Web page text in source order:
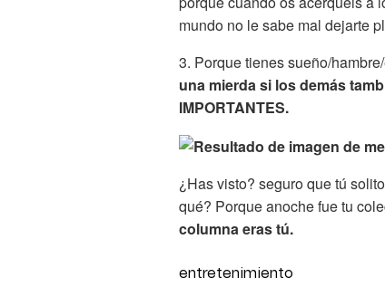
mundo no le sabe mal dejarte
3. Porque tienes sueño/
una mierda si los demás
IMPORTANTES.
¿Has visto? seguro que tú
qué? Porque anoche fue tu
columna eras tú.
entretenimiento